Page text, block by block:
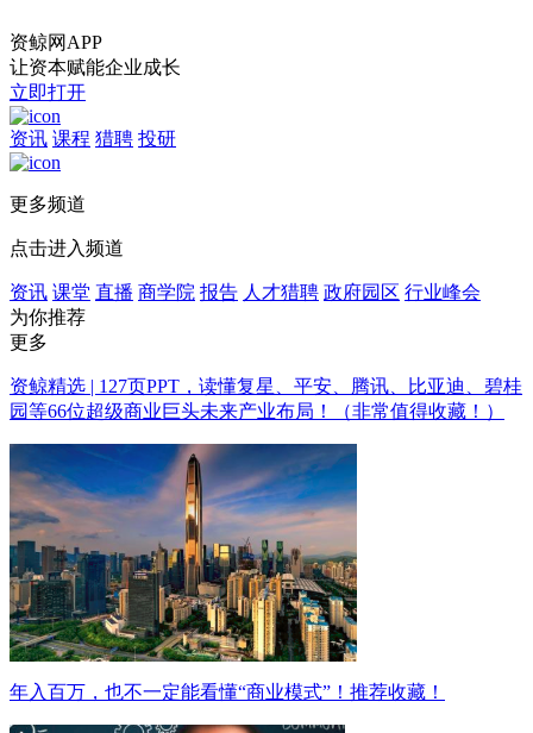
资鲸网APP
让资本赋能企业成长
立即打开
资讯 课程 猎聘 投研
更多频道
点击进入频道
资讯 课堂 直播 商学院 报告 人才猎聘 政府园区 行业峰会
为你推荐
更多
资鲸精选 | 127页PPT，读懂复星、平安、腾讯、比亚迪、碧桂
园等66位超级商业巨头未来产业布局！（非常值得收藏！）
年入百万，也不一定能看懂“商业模式”！推荐收藏！